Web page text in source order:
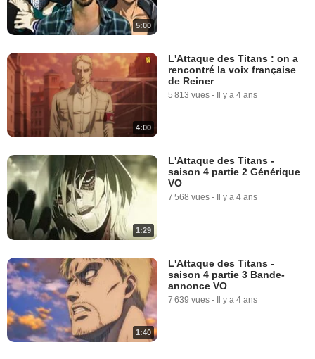
5:00
4:00
L'Attaque des Titans : on a
rencontré la voix française
de Reiner
5 813 vues - Il y a 4 ans
1:29
L'Attaque des Titans -
saison 4 partie 2 Générique
VO
7 568 vues - Il y a 4 ans
1:40
L'Attaque des Titans -
saison 4 partie 3 Bande-
annonce VO
7 639 vues - Il y a 4 ans